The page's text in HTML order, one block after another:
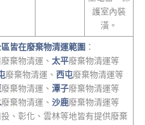
護室內裝
潢。
皆在廢棄物清運範圍 ：
廢棄物清運、 太平廢棄物清運等
廢棄物清運、 西屯廢棄物清運等
廢棄物清運、 潭子廢棄物清運等
廢棄物清運、 沙鹿廢棄物清運等
、彰化、雲林等地皆有提供廢棄